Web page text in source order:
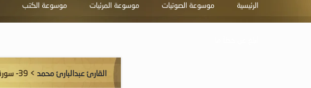
الرئيسية موسوعة الصوتيات موسوعة المرئيات موسوعة الكتب
القارئ عبدالبارئ محمد > 39- سورة الزمر